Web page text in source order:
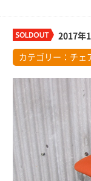
2017年
カテゴリー： チェ